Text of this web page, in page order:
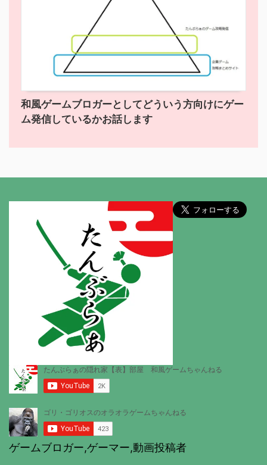
和風ゲームブロガーとしてどういう方向けにゲー
ム発信しているかお話します
ゲームブロガー,ゲーマー,動画投稿者